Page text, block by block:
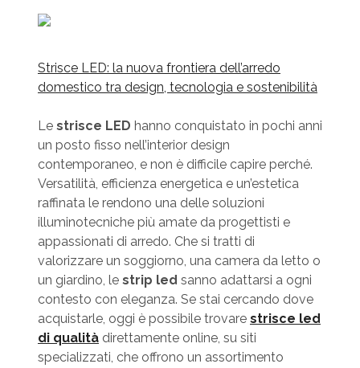
Strisce LED: la nuova frontiera dell’arredo
domestico tra design, tecnologia e sostenibilità
Le strisce LED hanno conquistato in pochi anni
un posto fisso nell’interior design
contemporaneo, e non è difficile capire perché.
Versatilità, efficienza energetica e un’estetica
raffinata le rendono una delle soluzioni
illuminotecniche più amate da progettisti e
appassionati di arredo. Che si tratti di
valorizzare un soggiorno, una camera da letto o
un giardino, le strip led sanno adattarsi a ogni
contesto con eleganza. Se stai cercando dove
acquistarle, oggi è possibile trovare strisce led
di qualitàdirettamente online, su siti
specializzati, che offrono un assortimento